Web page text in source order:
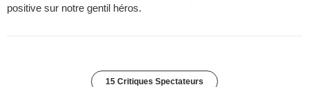
positive sur notre gentil héros.
15 Critiques Spectateurs